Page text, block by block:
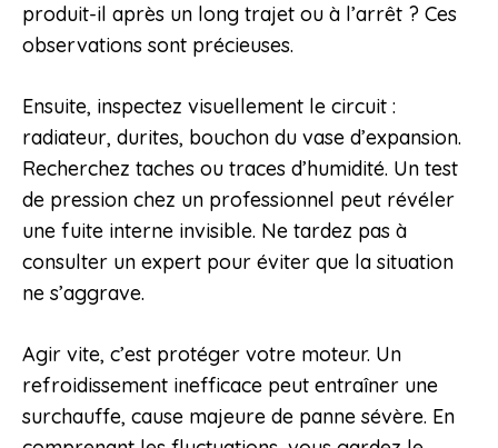
produit-il après un long trajet ou à l’arrêt ? Ces
observations sont précieuses.
Ensuite, inspectez visuellement le circuit :
radiateur, durites, bouchon du vase d’expansion.
Recherchez taches ou traces d’humidité. Un test
de pression chez un professionnel peut révéler
une fuite interne invisible. Ne tardez pas à
consulter un expert pour éviter que la situation
ne s’aggrave.
Agir vite, c’est protéger votre moteur. Un
refroidissement inefficace peut entraîner une
surchauffe, cause majeure de panne sévère. En